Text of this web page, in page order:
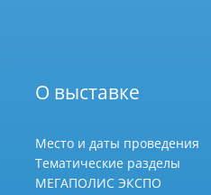
О выставке
Место и даты проведения
Тематические разделы
МЕГАПОЛИС ЭКСПО